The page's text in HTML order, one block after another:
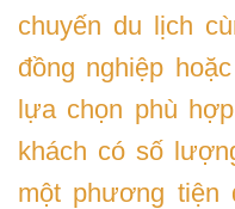
chuyến du lịch
đồng nghiệp
lựa chọn phù
khách có số
một phương tiện